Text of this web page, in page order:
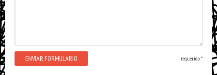
requerido *